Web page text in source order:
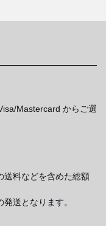
Mastercard からご選
送料などを含めた総額
送となります。